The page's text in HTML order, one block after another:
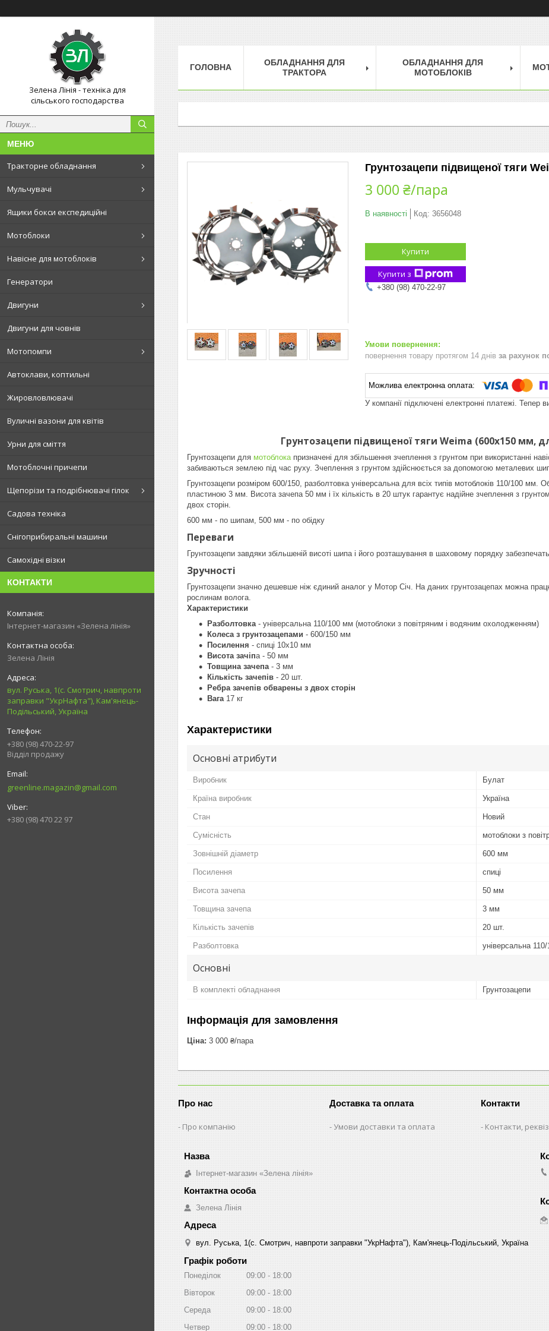
Зелена Лінія - техніка для
сільського господарства
Тракторне обладнання
Мульчувачі
Ящики бокси експедиційні
Мотоблоки
Навісне для мотоблоків
Генератори
Двигуни
Двигуни для човнів
Мотопомпи
Автоклави, коптильні
Жировловлювачі
Вуличні вазони для квітів
Урни для сміття
Мотоблочні причепи
Щепорізи та подрібнювачі гілок
Садова техніка
Снігоприбиральні машини
Самохідні візки
КОНТАКТИ
Інтернет-магазин «Зелена лінія»
Зелена Лінія
вул. Руська, 1(с. Смотрич, навпроти
заправки "УкрНафта"), Кам'янець-
Подільський, Україна
+380 (98) 470-22-97
Відділ продажу
greenline.magazin@gmail.com
+380 (98) 470 22 97
ГОЛОВНА
ОБЛАДНАННЯ ДЛЯ
ТРАКТОРА
ОБЛАДНАННЯ ДЛЯ
МОТОБЛОКІВ
Грунтозацепи підвищеної тяги
3 000 ₴/пара
В наявності Код: 3656048
Купити
Купити з
+380 (98) 470-22-97
повернення товару протягом 14 днів за рахунок
У компанії підключені електронні платежі.
Грунтозацепи підвищеної тяги Weima (600х150 мм,
Грунтозацепи для мотоблока призначені для збільшення зчеплення з грунтом при використанні
забиваються землею під час руху. Зчеплення з грунтом здійснюється за допомогою металевих
Грунтозацепи розміром 600/150, разболтовка універсальна для всіх типів мотоблоків 110/100
пластиною 3 мм. Висота зачепа 50 мм і їх кількість в 20 штук гарантує надійне зчеплення з
двох сторін.
600 мм - по шипам, 500 мм - по обідку
Переваги
Грунтозацепи завдяки збільшеній висоті шипа і його розташування в шаховому порядку
Зручності
Грунтозацепи значно дешевше ніж єдиний аналог у Мотор Січ. На даних грунтозацепах можна
рослинам волога.
Характеристики
Разболтовка - універсальна 110/100 мм (мотоблоки з повітряним і водяним охолодженням)
Колеса з грунтозацепами - 600/150 мм
Посилення - спиці 10х10 мм
Висота зачіпа - 50 мм
Товщина зачепа - 3 мм
Кількість зачепів - 20 шт.
Ребра зачепів обварены з двох сторін
Вага 17 кг
Характеристики
Основні атрибути
Виробник Булат
Країна виробник Україна
Стан Новий
Сумісність мотоблоки з
Зовнішній діаметр 600 мм
Посилення спиці
Висота зачепа 50 мм
Товщина зачепа 3 мм
Кількість зачепів 20 шт.
Разболтовка універсальна
Основні
В комплекті обладнання Грунтозацепи
Інформація для замовлення
Ціна: 3 000 ₴/пара
Про нас
Про компанію
Доставка та оплата
Умови доставки та оплата
Контакти
Контакти,
Інтернет-магазин «Зелена лінія»
Зелена Лінія
вул. Руська, 1(с. Смотрич, навпроти заправки "УкрНафта"), Кам'янець-Подільський, Україна
Графік роботи
Понеділок 09:00
18:00
Вівторок
09:00
18:00
Середа
09:00
18:00
Четвер
09:00 18:00